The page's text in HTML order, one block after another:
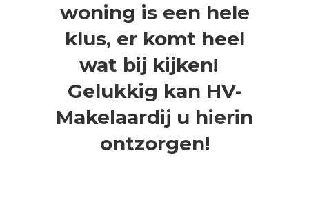
Hit enter to search or ESC to close
woning is een hele
klus, er komt heel
wat bij kijken!
Gelukkig kan HV-
Makelaardij u hierin
ontzorgen!